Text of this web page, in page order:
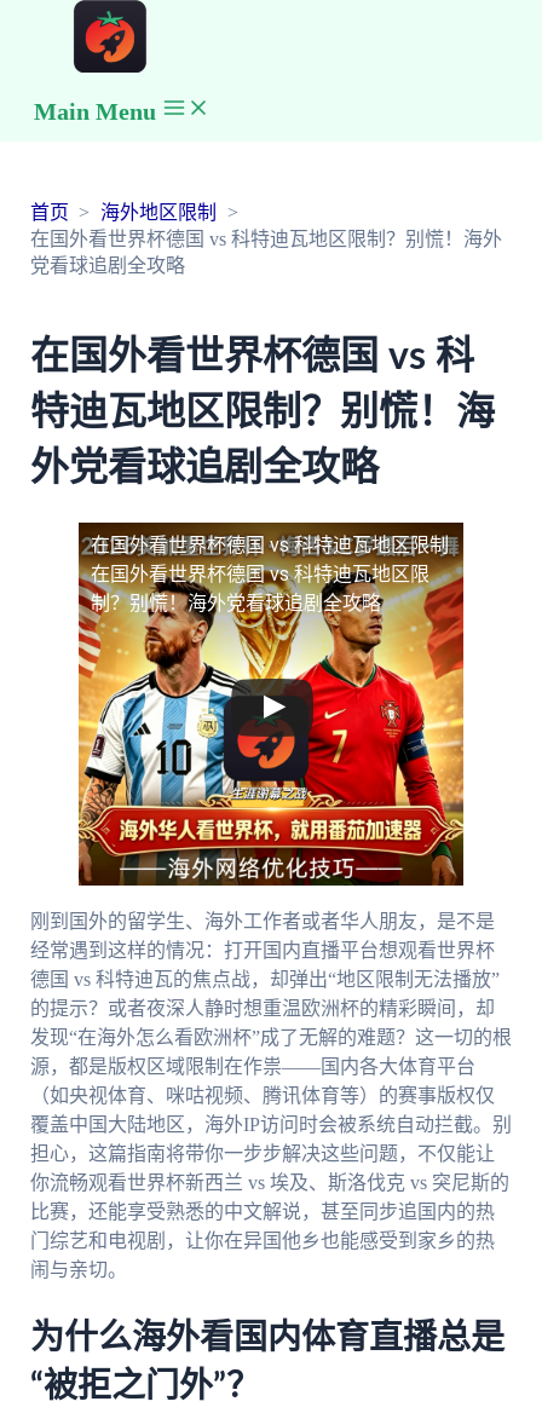
Main Menu
首页
海外地区限制
在国外看世界杯德国 vs 科特迪瓦地区限制？别慌！海外
党看球追剧全攻略
在国外看世界杯德国 vs 科
特迪瓦地区限制？别慌！海
外党看球追剧全攻略
在国外看世界杯德国 vs 科特迪瓦地区限制
在国外看世界杯德国 vs 科特迪瓦地区限
制？别慌！海外党看球追剧全攻略
刚到国外的留学生、海外工作者或者华人朋友，是不是
经常遇到这样的情况：打开国内直播平台想观看世界杯
德国 vs 科特迪瓦的焦点战，却弹出“地区限制无法播放”
的提示？或者夜深人静时想重温欧洲杯的精彩瞬间，却
发现“在海外怎么看欧洲杯”成了无解的难题？这一切的根
源，都是版权区域限制在作祟——国内各大体育平台
（如央视体育、咪咕视频、腾讯体育等）的赛事版权仅
覆盖中国大陆地区，海外IP访问时会被系统自动拦截。别
担心，这篇指南将带你一步步解决这些问题，不仅能让
你流畅观看世界杯新西兰 vs 埃及、斯洛伐克 vs 突尼斯的
比赛，还能享受熟悉的中文解说，甚至同步追国内的热
门综艺和电视剧，让你在异国他乡也能感受到家乡的热
闹与亲切。
为什么海外看国内体育直播总是
“被拒之门外”？